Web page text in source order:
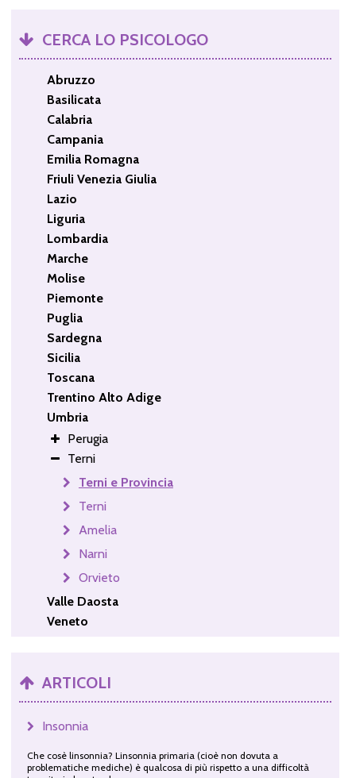
CERCA LO PSICOLOGO
Abruzzo
Basilicata
Calabria
Campania
Emilia Romagna
Friuli Venezia Giulia
Lazio
Liguria
Lombardia
Marche
Molise
Piemonte
Puglia
Sardegna
Sicilia
Toscana
Trentino Alto Adige
Umbria
Perugia
Terni
Terni e Provincia
Terni
Amelia
Narni
Orvieto
Valle Daosta
Veneto
ARTICOLI
Insonnia
Che cosè linsonnia? Linsonnia primaria (cioè non dovuta a
problematiche mediche) è qualcosa di più rispetto a una difficoltà